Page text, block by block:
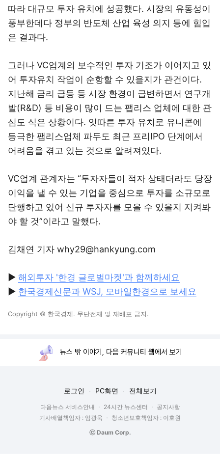
따라 대규모 투자 유치에 성공했다. 시장의 유동성이
풍부한데다 정부의 반도체 산업 육성 의지 등에 힘입
은 결과다.
그러나 VC업계의 보수적인 투자 기조가 이어지고 있
어 투자유치 작업이 순항할 수 있을지가 관건이다.
지난해 금리 급등 등 시장 환경이 급변하면서 연구개
발(R&D) 등 비용이 많이 드는 팹리스 업체에 대한 관
심도 식은 상황이다. 잇따른 투자 유치로 유니콘에
등극한 팹리스업체 파두도 최근 프리IPO 단계에서
어려움을 겪고 있는 것으로 알려져있다.
VC업계 관계자는 “투자자들이 적자 상태더라도 당장
이익을 낼 수 있는 기업을 중심으로 투자를 소규모로
단행하고 있어 신규 투자자를 모을 수 있을지 지켜봐
야 할 것”이라고 말했다.
김채연 기자 why29@hankyung.com
▶ 해외투자 '한경 글로벌마켓'과 함께하세요
▶ 한국경제신문과 WSJ, 모바일한경으로 보세요
Copyright © 한국경제. 무단전재 및 재배포 금지.
뉴스 밖 이야기, 다음 커뮤니티 웹에서 보기
로그인 PC화면 전체보기
다음뉴스 서비스안내 24시간 뉴스센터
공지사항
기사배열책임자 : 임광욱
청소년보호책임자 : 이호원
ⓒ Daum Corp.